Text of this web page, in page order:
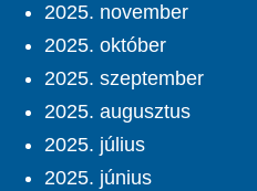
2025. november
2025. október
2025. szeptember
2025. augusztus
2025. július
2025. június